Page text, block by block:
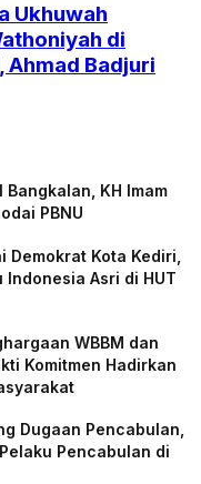
Ukhuwah
di
Ahmad Badjuri
KH Imam
PBNU
Demokrat Kota Kediri,
Asri di HUT
WBBM dan
Komitmen Hadirkan
Dugaan Pencabulan,
Pencabulan di